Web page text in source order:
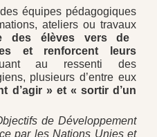
équipes pédagogiques
ateliers ou travaux
des élèves vers de
et renforcent leurs
au ressenti des
plusieurs d’entre eux
d’agir » et « sortir d’un
de Développement
par les Nations Unies et